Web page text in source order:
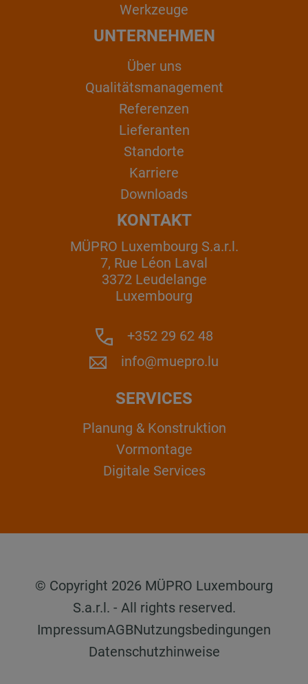
Werkzeuge
UNTERNEHMEN
Über uns
Qualitätsmanagement
Referenzen
Lieferanten
Standorte
Karriere
Downloads
KONTAKT
MÜPRO Luxembourg S.a.r.l.
7, Rue Léon Laval
3372 Leudelange
Luxembourg
+352 29 62 48
info@muepro.lu
SERVICES
Planung & Konstruktion
Vormontage
Digitale Services
© Copyright 2026 MÜPRO Luxembourg
S.a.r.l. - All rights reserved.
ImpressumAGBNutzungsbedingungen
Datenschutzhinweise